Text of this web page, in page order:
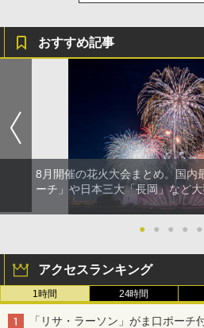
おすすめ記事
8月開催の花火大会まとめ。国内
ーチ」や日本三大「長岡」など
● ● ● ● ●
アクセスランキング
1時間 24時間
「リサ・ラーソン」がま口ポー